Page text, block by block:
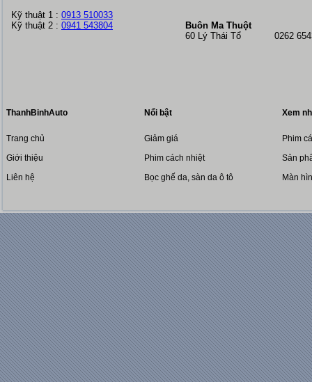
Kỹ thuật 1 : 0913 510033
Kỹ thuật 2 : 0941 543804
Buôn Ma Thuột
60 Lý Thái Tổ 0262
ThanhBinhAuto
Trang chủ
Giới thiệu
Liên hệ
Nổi bật
Giảm giá
Phim cách nhiệt
Bọc ghế da, sàn da ô tô
Xem
Phim
Sản
Màn